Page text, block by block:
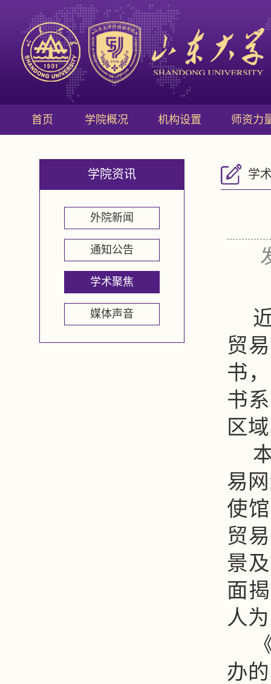
首页 学院概况 机构设置 师资力
学院资讯
外院新闻
通知公告
学术聚焦
媒体声音
学
贸
书
书
区
易
使
贸
景
面
人
办